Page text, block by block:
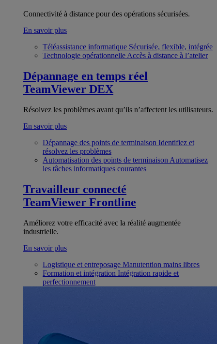
Connectivité à distance pour des opérations sécurisées.
En savoir plus
Téléassistance informatique Sécurisée, flexible, intégrée
Technologie opérationnelle Accès à distance à l’atelier
Dépannage en temps réel
TeamViewer DEX
Résolvez les problèmes avant qu’ils n’affectent les utilisateurs.
En savoir plus
Dépannage des points de terminaison Identifiez et
résolvez les problèmes
Automatisation des points de terminaison Automatisez
les tâches informatiques courantes
Travailleur connecté
TeamViewer Frontline
Améliorez votre efficacité avec la réalité augmentée
industrielle.
En savoir plus
Logistique et entreposage Manutention mains libres
Formation et intégration Intégration rapide et
perfectionnement